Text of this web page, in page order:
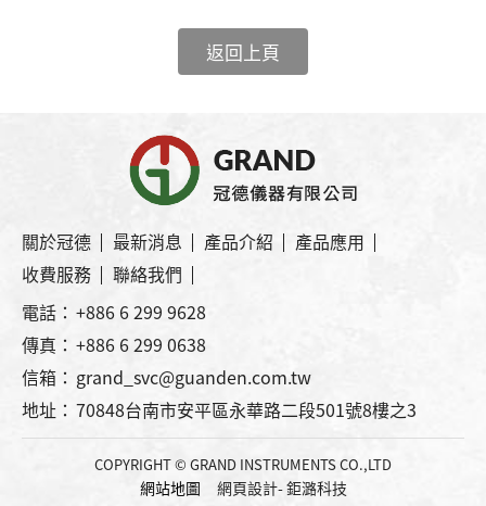
返回上頁
關於冠德 最新消息 產品介紹
產品應用
收費服務
聯絡我們
電話： +886 6 299 9628
傳真： +886 6 299 0638
信箱： grand_svc@guanden.com.tw
地址： 70848台南市安平區永華路二段501號8樓之3
COPYRIGHT © GRAND INSTRUMENTS CO.,LTD
網站地圖 網頁設計- 鉅潞科技